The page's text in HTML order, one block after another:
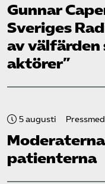
Gunnar
Sveriges
av
aktörer”
5 augusti
patienterna